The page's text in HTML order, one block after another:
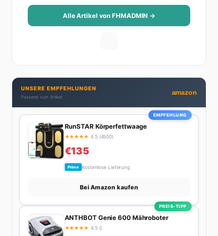
Alle Artikel von FHMADMIN →
UNSERE EMPFEHLUNGEN
Passend zum Artikel
amazon
EMPFEHLUNG
RunSTAR Körperfettwaage
★★★★★ 4.5 (4500)
€135
Prime Kostenlose Lieferung
Bei Amazon kaufen
PREIS-TIPP
ANTHBOT Genie 600 Mähroboter
★★★★★ 4.5 ()